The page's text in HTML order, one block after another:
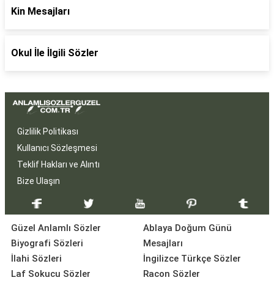
Kin Mesajları
Okul İle İlgili Sözler
Gizlilik Politikası
Kullanıcı Sözleşmesi
Teklif Hakları ve Alıntı
Bize Ulaşın
Güzel Anlamlı Sözler
Biyografi Sözleri
İlahi Sözleri
Laf Sokucu Sözler
Ablaya Doğum Günü
Mesajları
İngilizce Türkçe Sözler
Racon Sözler